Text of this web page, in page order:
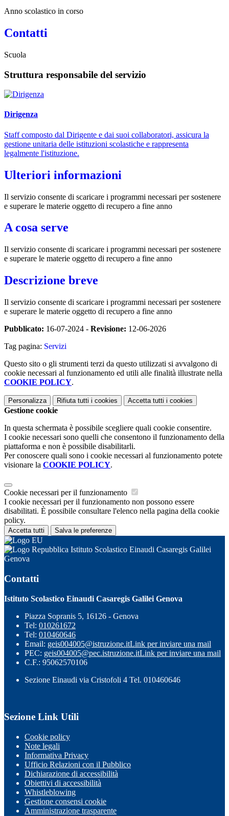
Anno scolastico in corso
Contatti
Scuola
Struttura responsabile del servizio
Dirigenza
Staff composto dal Dirigente e dai suoi collaboratori, assicura la
gestione unitaria delle istituzioni scolastiche e rappresenta
legalmente l'istituzione.
Ulteriori informazioni
Il servizio consente di scaricare i programmi necessari per sostenere
e superare le materie oggetto di recupero a fine anno
A cosa serve
Il servizio consente di scaricare i programmi necessari per sostenere
e superare le materie oggetto di recupero a fine anno
Descrizione breve
Il servizio consente di scaricare i programmi necessari per sostenere
e superare le materie oggetto di recupero a fine anno
Pubblicato: 16-07-2024 - Revisione: 12-06-2026
Tag pagina: Servizi
Questo sito o gli strumenti terzi da questo utilizzati si avvalgono di
cookie necessari al funzionamento ed utili alle finalità illustrate nella
COOKIE POLICY.
Personalizza Rifiuta tutti i cookies Accetta tutti i cookies
Gestione cookie
In questa schermata è possibile scegliere quali cookie consentire.
I cookie necessari sono quelli che consentono il funzionamento della
piattaforma e non è possibile disabilitarli.
Per conoscere quali sono i cookie necessari al funzionamento potete
visionare la COOKIE POLICY.
Cookie necessari per il funzionamento
I cookie necessari per il funzionamento non possono essere
disabilitati. È possibile consultare l'elenco nella pagina della cookie
policy.
Accetta tutti Salva le preferenze
Istituto Scolastico Einaudi Casaregis Galilei
Genova
Contatti
Istituto Scolastico Einaudi Casaregis Galilei Genova
Piazza Sopranis 5, 16126 - Genova
Tel: 010261672
Tel: 010460646
Email: geis004005@istruzione.itLink per inviare una mail
PEC: geis004005@pec.istruzione.itLink per inviare una mail
C.F.: 95062570106
Sezione Einaudi via Cristofoli 4 Tel. 010460646
Sezione Link Utili
Cookie policy
Note legali
Informativa Privacy
Ufficio Relazioni con il Pubblico
Dichiarazione di accessibilità
Obiettivi di accessibilità
Whistleblowing
Gestione consensi cookie
Amministrazione trasparente